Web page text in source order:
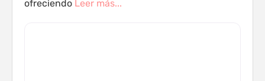
ofreciendo Leer más...